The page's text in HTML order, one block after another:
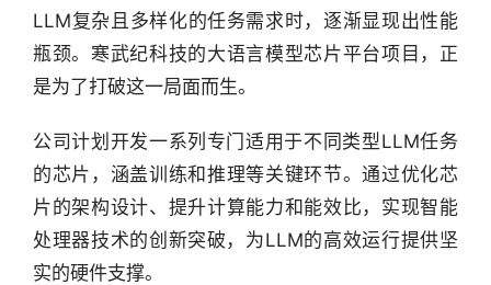
LLM复杂且多样化的任务需求时，逐渐显现出性能
瓶颈。寒武纪科技的大语言模型芯片平台项目，正
是为了打破这一局面而生。
公司计划开发一系列专门适用于不同类型LLM任务
的芯片，涵盖训练和推理等关键环节。通过优化芯
片的架构设计、提升计算能力和能效比，实现智能
处理器技术的创新突破，为LLM的高效运行提供坚
实的硬件支撑。